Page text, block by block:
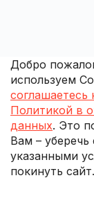
Добро
используем
соглашаетесь
Политикой в
данных. Это
Вам –
указанными
покинуть сайт.